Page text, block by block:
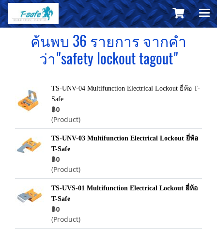
ค้นพบ 36 รายการ จากคำ
ว่า"safety lockout tagout"
TS-UNV-04 Multifunction Electrical Lockout ยี่ห้อ T-
Safe
฿0
(Product)
TS-UNV-03 Multifunction Electrical Lockout ยี่ห้อ
T-Safe
฿0
(Product)
TS-UVS-01 Multifunction Electrical Lockout ยี่ห้อ
T-Safe
฿0
(Product)